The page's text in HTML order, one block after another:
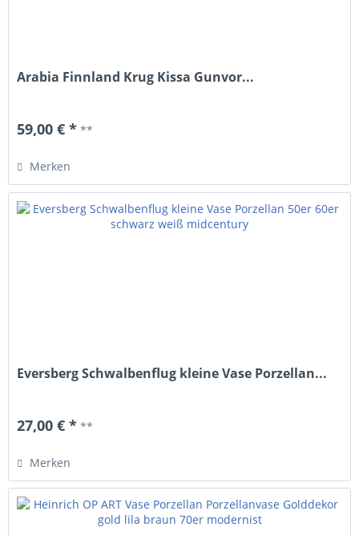
Arabia Finnland Krug Kissa Gunvor...
59,00 € * **
Merken
Eversberg Schwalbenflug kleine Vase Porzellan...
27,00 € * **
Merken